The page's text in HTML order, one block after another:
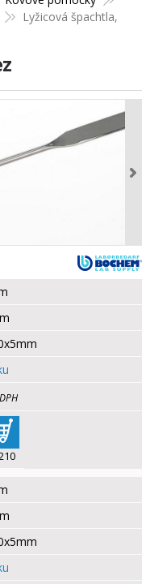
Lyžicová špachtla,